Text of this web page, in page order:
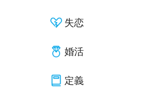
失恋
婚活
定義